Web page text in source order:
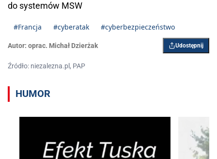
do systemów MSW
#Francja #cyberatak #cyberbezpieczeństwo
Autor: oprac. Michał Dzierżak Udostępnij
Źródło: niezalezna.pl, PAP
HUMOR